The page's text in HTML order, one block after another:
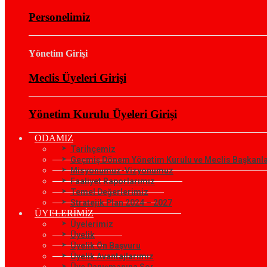
Personelimiz
Yönetim Girişi
Meclis Üyeleri Girişi
Yönetim Kurulu Üyeleri Girişi
ODAMIZ
Tarihçemiz
Geçmiş Dönem Yönetim Kurulu ve Meclis
Misyonumuz-Vizyonumuz
Faaliyet Raporlarımız
Temel Değerlerimiz
Stratejik Plan 2024 – 2027
ÜYELERİMİZ
Üyelerimiz
Üyelik
Üyelik Ön Başvuru
Üyelik Avantajlarımız